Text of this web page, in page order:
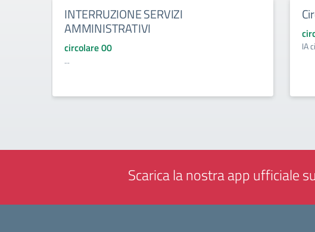
INTERRUZIONE SERVIZI
AMMINISTRATIVI
circolare 00
...
IA
Scarica la nostra app ufficiale